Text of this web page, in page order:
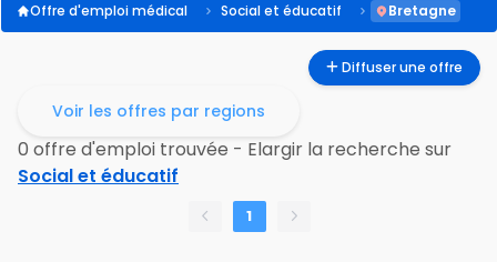
Offre d'emploi médical Social et éducatif Bretagne
Diffuser une offre
Voir les offres par regions
0 offre d'emploi trouvée - Elargir la recherche sur
Social et éducatif
1